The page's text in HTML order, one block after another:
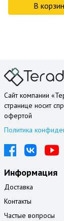
В
Сайт компании
странице носит
офертой
Политика
Информация
Доставка
Контакты
Частые вопросы